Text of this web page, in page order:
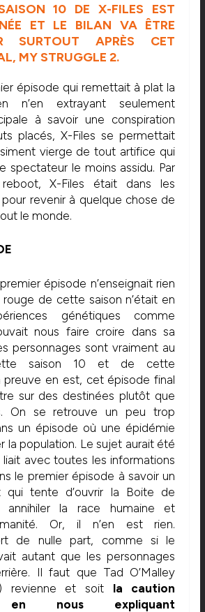
10 DE X-FILES EST
ET LE BILAN VA ÊTRE
SURTOUT APRÈS CET
MY STRUGGLE 2.
épisode qui remettait à plat la
n’en extrayant seulement
à savoir une conspiration
placés, X-Files se permettait
vierge de tout artifice qui
spectateur le moins assidu. Par
X-Files était dans les
revenir à quelque chose de
le monde.
épisode n’enseignait rien
de cette saison n’était en
génétiques comme
nous faire croire dans sa
personnages sont vraiment au
saison 10 et de cette
preuve en est, cet épisode final
sur des destinées plutôt que
On se retrouve un peu trop
un épisode où une épidémie
la population. Le sujet aurait été
avec toutes les informations
le premier épisode à savoir un
qui tente d’ouvrir la Boite de
annihiler la race humaine et
Or, il n’en est rien.
de nulle part, comme si le
autant que les personnages
Il faut que Tad O’Malley
revienne et soit la caution
en nous expliquant